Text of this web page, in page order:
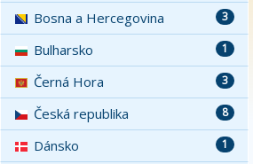
3
Bosna a Hercegovina
1
Bulharsko
3
Černá Hora
8
Česká republika
1
Dánsko